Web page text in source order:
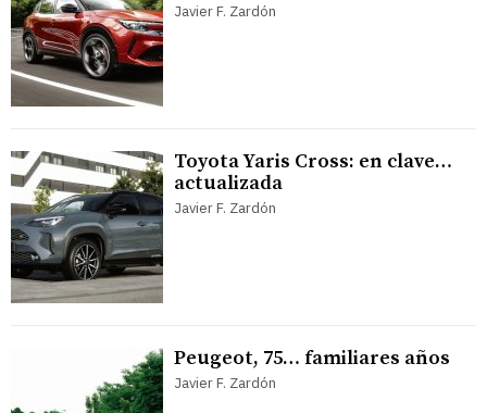
Javier F. Zardón
Toyota Yaris Cross: en clave…
actualizada
Javier F. Zardón
Peugeot, 75… familiares años
Javier F. Zardón